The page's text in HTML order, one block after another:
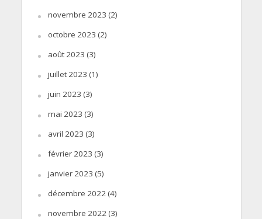
novembre 2023 (2)
octobre 2023 (2)
août 2023 (3)
juillet 2023 (1)
juin 2023 (3)
mai 2023 (3)
avril 2023 (3)
février 2023 (3)
janvier 2023 (5)
décembre 2022(4)
novembre 2022(3)